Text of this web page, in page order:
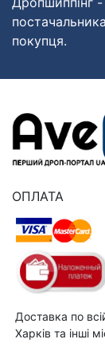
покупця.
ОПЛАТА
Доставка по
Харків та інші